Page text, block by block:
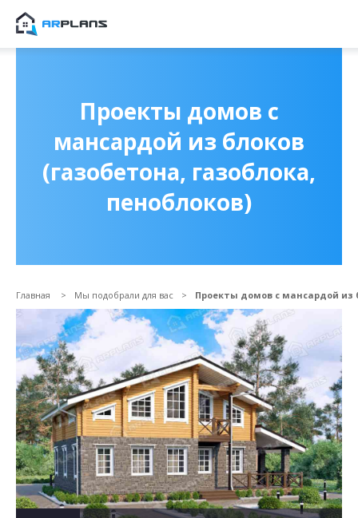
Проекты домов с
мансардой из блоков
(газобетона, газоблока,
пеноблоков)
Главная Мы подобрали для вас Проекты домов с мансардой из
Прикрепить файл
Согласен на обработку персональных данных
This site is protected by reCAPTCHA and the GooglePrivacy PolicyandTerms of Service
ОТПРАВИТЬ